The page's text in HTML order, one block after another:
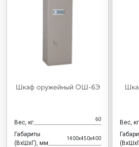
Шкаф оружейный ОШ-6Э
Вес, кг 60
Габариты
(ВхШхГ), мм
1400x450x400
Вес, кг